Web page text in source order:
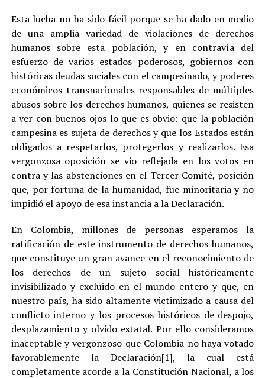
Esta lucha no ha sido fácil porque se ha dado en medio
de una amplia variedad de violaciones de derechos
humanos sobre esta población, y en contravía del
esfuerzo de varios estados poderosos, gobiernos con
históricas deudas sociales con el campesinado, y poderes
económicos transnacionales responsables de múltiples
abusos sobre los derechos humanos, quienes se resisten
a ver con buenos ojos lo que es obvio: que la población
campesina es sujeta de derechos y que los Estados están
obligados a respetarlos, protegerlos y realizarlos. Esa
vergonzosa oposición se vio reflejada en los votos en
contra y las abstenciones en el Tercer Comité, posición
que, por fortuna de la humanidad, fue minoritaria y no
impidió el apoyo de esa instancia a la Declaración.
En Colombia, millones de personas esperamos la
ratificación de este instrumento de derechos humanos,
que constituye un gran avance en el reconocimiento de
los derechos de un sujeto social históricamente
invisibilizado y excluido en el mundo entero y que, en
nuestro país, ha sido altamente victimizado a causa del
conflicto interno y los procesos históricos de despojo,
desplazamiento y olvido estatal. Por ello consideramos
inaceptable y vergonzoso que Colombia no haya votado
favorablemente la Declaración[1], la cual está
completamente acorde a la Constitución Nacional, a los